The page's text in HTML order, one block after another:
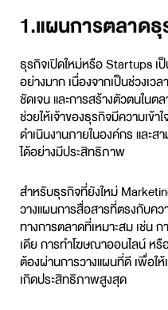
1.แผนการตลาด
ธุรกิจเปิดใหม่หรือ Startups
อย่างมาก เนื่องจากเป็นช่วงเ
ชัดเจน และการสร้างตัวตนในต
ช่วยให้เจ้าของธุรกิจมีความเข้
ดำเนินงานภายในองค์กร และ
ได้อย่างมีประสิทธิภาพ
สำหรับธุรกิจที่ยังใหม่
วางแผนการสื่อสารที่ตรงกับคว
ทางการตลาดที่เหมาะสม เช่น
เดีย การทำโฆษณาออนไลน์ หรื
ต้องผ่านการวางแผนที่ดี เพื่อใ
เกิดประสิทธิภาพสูงสุด